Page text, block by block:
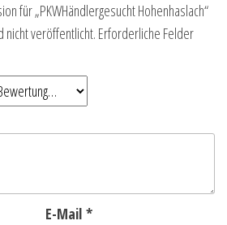
für „PKWHändlergesucht Hohenhaslach“
nicht veröffentlicht. Erforderliche Felder
E-Mail *